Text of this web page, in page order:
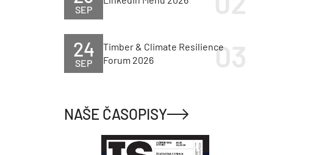
SEP
SEP
24
Timber & Climate Resilience
Forum 2026
NAŠE ČASOPISY